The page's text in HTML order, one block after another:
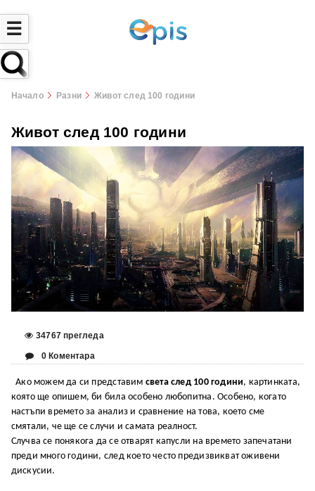
☰
Начало Разни Живот след 100 години
Живот след 100 години
34767 прегледа
0 Коментара
Ако можем да си представим света след 100 години, картинката,
която ще опишем, би била особено любопитна. Особено, когато
настъпи времето за анализ и сравнение на това, което сме
смятали, че ще се случи и самата реалност.
Случва се понякога да се отварят капусли на времето запечатани
преди много години, след което често предизвикват оживени
дискусии.